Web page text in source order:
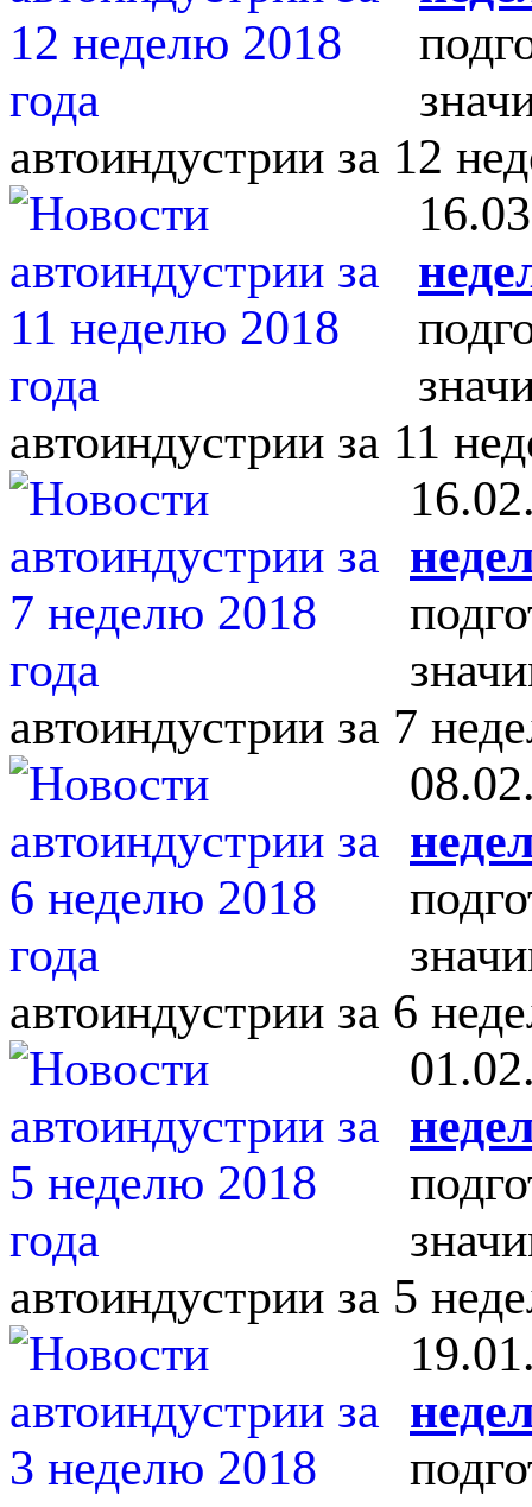
автоиндустрии за 12
автоиндустрии за 11
автоиндустрии за 7
автоиндустрии за 6
автоиндустрии за 5